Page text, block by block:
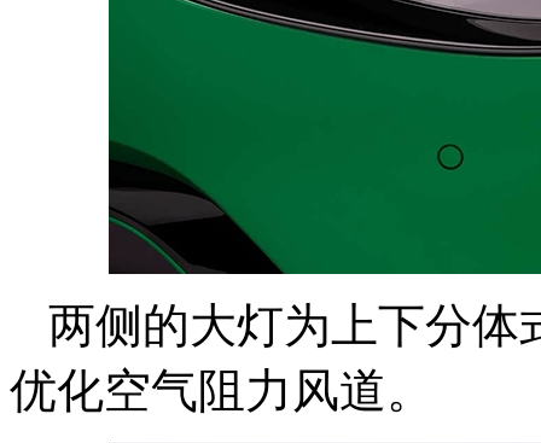
两侧的大灯为上下分体
优化空气阻力风道。